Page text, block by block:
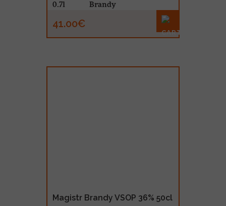
0.7l
Brandy
41.00€
Magistr Brandy VSOP 36% 50cl